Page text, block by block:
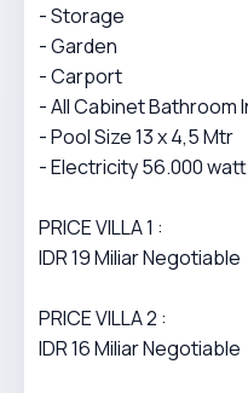
- Storage
- Garden
- Carport
- All Cabinet Bathroom
- Pool Size 13 x 4,5 Mtr
- Electricity 56.000 watt
PRICE VILLA 1 :
IDR 19 Miliar Negotiable
PRICE VILLA 2 :
IDR 16 Miliar Negotiable